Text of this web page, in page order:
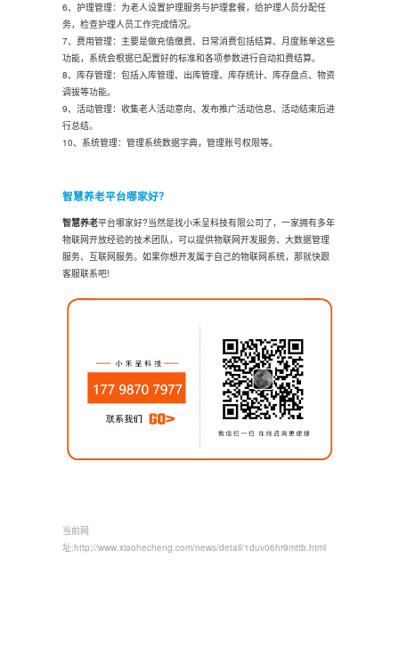
6、护理管理：为老人设置护理服务与护理套餐，给护理人员分配任
务，检查护理人员工作完成情况。
7、费用管理：主要是做充值缴费、日常消费包括结算、月度账单这些
功能，系统会根据已配置好的标准和各项参数进行自动扣费结算。
8、库存管理：包括入库管理、出库管理、库存统计、库存盘点、物资
调拔等功能。
9、活动管理：收集老人活动意向、发布推广活动信息、活动结束后进
行总结。
10、系统管理：管理系统数据字典，管理账号权限等。
智慧养老平台哪家好？
智慧养老平台哪家好?当然是找小禾呈科技有限公司了，一家拥有多年
物联网开放经验的技术团队，可以提供物联网开发服务、大数据管理
服务、互联网服务。如果你想开发属于自己的物联网系统，那就快跟
客服联系吧!
当前网
址:http://www.xiaohecheng.com/news/detail/1duv06hr9mttb.html